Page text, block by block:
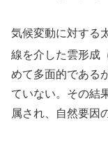
気候変動に対する
線を介した雲形成
めて多面的である
ていない。その結
属され、自然要因